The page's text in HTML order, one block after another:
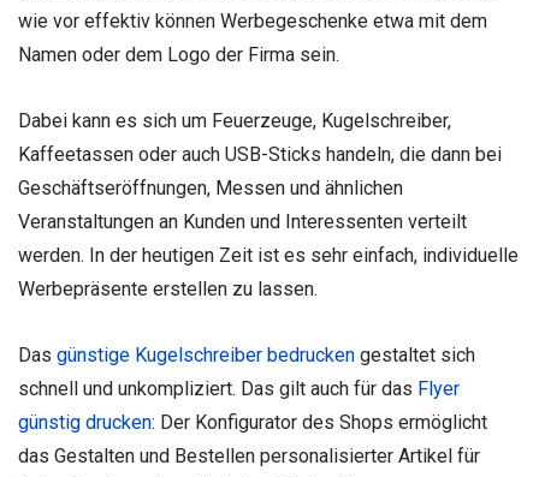
wie vor effektiv können Werbegeschenke etwa mit dem
Namen oder dem Logo der Firma sein.
Dabei kann es sich um Feuerzeuge, Kugelschreiber,
Kaffeetassen oder auch USB-Sticks handeln, die dann bei
Geschäftseröffnungen, Messen und ähnlichen
Veranstaltungen an Kunden und Interessenten verteilt
werden. In der heutigen Zeit ist es sehr einfach, individuelle
Werbepräsente erstellen zu lassen.
Das günstige Kugelschreiber bedrucken gestaltet sich
schnell und unkompliziert. Das gilt auch für das Flyer
günstig drucken: Der Konfigurator des Shops ermöglicht
das Gestalten und Bestellen personalisierter Artikel für